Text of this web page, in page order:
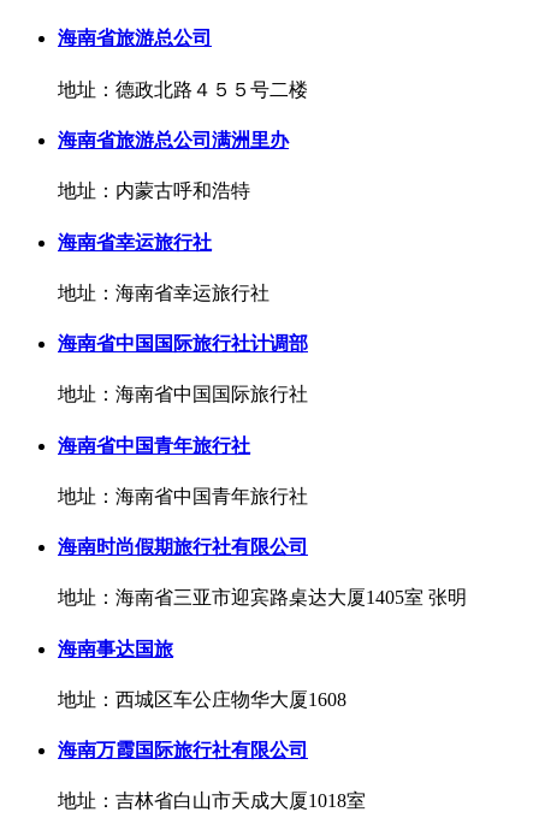
海南省旅游总公司
地址：德政北路４５５号二楼
海南省旅游总公司满洲里办
地址：内蒙古呼和浩特
海南省幸运旅行社
地址：海南省幸运旅行社
海南省中国国际旅行社计调部
地址：海南省中国国际旅行社
海南省中国青年旅行社
地址：海南省中国青年旅行社
海南时尚假期旅行社有限公司
地址：海南省三亚市迎宾路桌达大厦1405室 张明
海南事达国旅
地址：西城区车公庄物华大厦1608
海南万霞国际旅行社有限公司
地址：吉林省白山市天成大厦1018室